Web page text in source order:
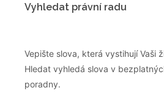
Vyhledat právní radu
Vepište slova, která vystihují Vaši
Hledat vyhledá slova v
poradny.